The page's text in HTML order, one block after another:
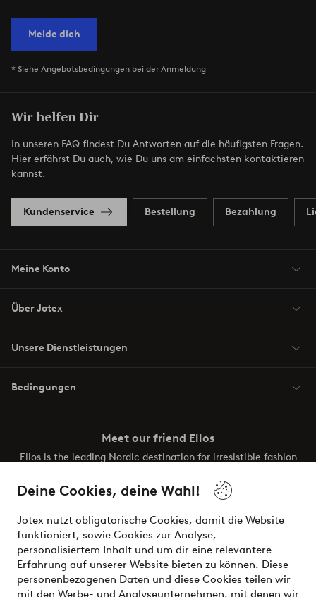
Deine Cookies, deine Wahl!
Jotex nutzt obligatorische Cookies, damit die Website
funktioniert, sowie Cookies zur Analyse,
personalisiertem Inhalt und um dir eine relevantere
Erfahrung auf unserer Website bieten zu können. Diese
personenbezogenen Daten und diese Cookies teilen wir
mit den Werbe- und Analyseunternehmen, mit denen wir
Melde dich
* Siehe Angebotsbedingungen bei der Anmeldung
Wir helfen Dir
In unseren FAQ findest Du Antworten auf die häufigsten Fragen.
Hier erfährst Du auch, wie Du uns am einfachsten kontaktieren
kannst.
Kundenservice Bestellung Bezahlung
Meine Konto
Über Jotex
Unsere Dienstleistungen
Bedingungen
Meet our friend Ellos
Ellos is the leading Nordic destination for irresistible fashion
the latest trends, curated to make finding your next look
effortless. It’s all here.
Visit Ellos